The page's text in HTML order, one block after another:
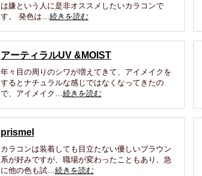
は嫌という人に是非オススメしたいカラコンで
す。 発色は…続きを読む
アーティラルUV &MOIST
年々目の周りのシワが増えてきて、アイメイクを
するとナチュラルな感じではなくなってきたの
で、アイメイク…続きを読む
prismel
カラコンは装着しても目立たない優しいブラウン
系が好みですが、職場が変わったこともあり、急
に他の色も試…続きを読む